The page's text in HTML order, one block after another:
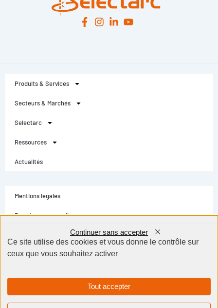
Produits & Services
Secteurs & Marchés
Selectarc
Ressources
Actualités
Mentions légales
Données personnelles
Conditions générales
Contact
Selectarc Group © Tous droits réservés - Création site internet Dijon BWA
Agence
Ce site utilise des cookies et vous donne le contrôle sur
ceux que vous souhaitez activer
Tout accepter
Continuer sans accepter